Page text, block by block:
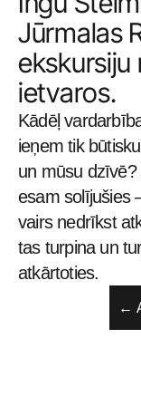
Jūrmalas
ekskursiju
ietvaros.
Kādēļ
ieņem tik
un mūsu
esam solījušies
vairs nedrīkst
tas turpina un
atkārtoties.
←